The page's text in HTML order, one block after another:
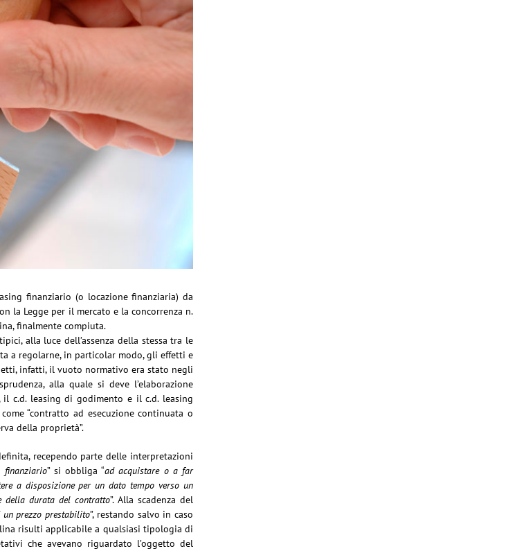
finanziario (o locazione finanziaria) da
la Legge per il mercato e la concorrenza n.
finalmente compiuta.
alla luce dell’assenza della stessa tra le
a regolarne, in particolar modo, gli effetti e
infatti, il vuoto normativo era stato negli
alla quale si deve l’elaborazione
c.d. leasing di godimento e il c.d. leasing
“contratto ad esecuzione continuata o
della proprietà”.
recependo parte delle interpretazioni
finanziario” si obbliga “ad acquistare o a far
a disposizione per un dato tempo verso un
della durata del contratto”. Alla scadenza del
prezzo prestabilito”, restando salvo in caso
risulti applicabile a qualsiasi tipologia di
che avevano riguardato l’oggetto del